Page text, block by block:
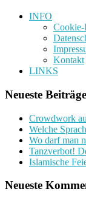
INFO
Kontakt
LINKS
Neueste Beiträge
Crowdwork
Welche
Wo darf man
Tanzverbot!
Islamische
Neueste